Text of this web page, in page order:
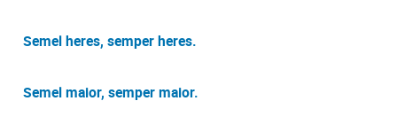
Semel heres, semper heres.
Semel maior, semper maior.